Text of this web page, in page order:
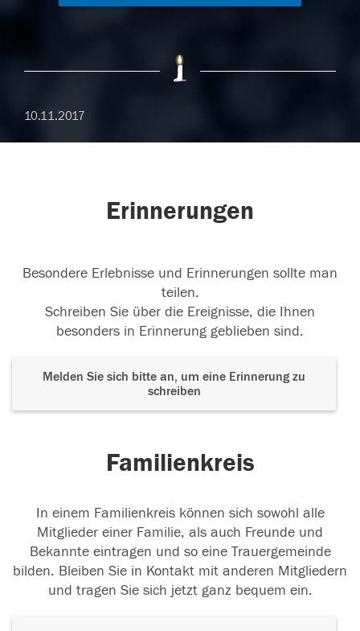
10.11.2017
Erinnerungen
Besondere Erlebnisse und Erinnerungen sollte man
teilen.
Schreiben Sie über die Ereignisse, die Ihnen
besonders in Erinnerung geblieben sind.
Melden Sie sich bitte an, um eine Erinnerung zu
schreiben
Familienkreis
In einem Familienkreis können sich sowohl alle
Mitglieder einer Familie, als auch Freunde und
Bekannte eintragen und so eine Trauergemeinde
bilden. Bleiben Sie in Kontakt mit anderen Mitgliedern
und tragen Sie sich jetzt ganz bequem ein.